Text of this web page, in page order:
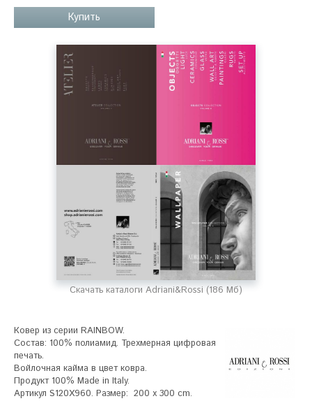
Купить
Скачать каталоги Adriani&Rossi (186 Мб)
Ковер из серии RAINBOW.
Состав: 100% полиамид. Трехмерная цифровая
печать.
Войлочная кайма в цвет ковра.
Продукт 100% Made in Italy.
Артикул S120X960. Размер:  200 x 300 cm.